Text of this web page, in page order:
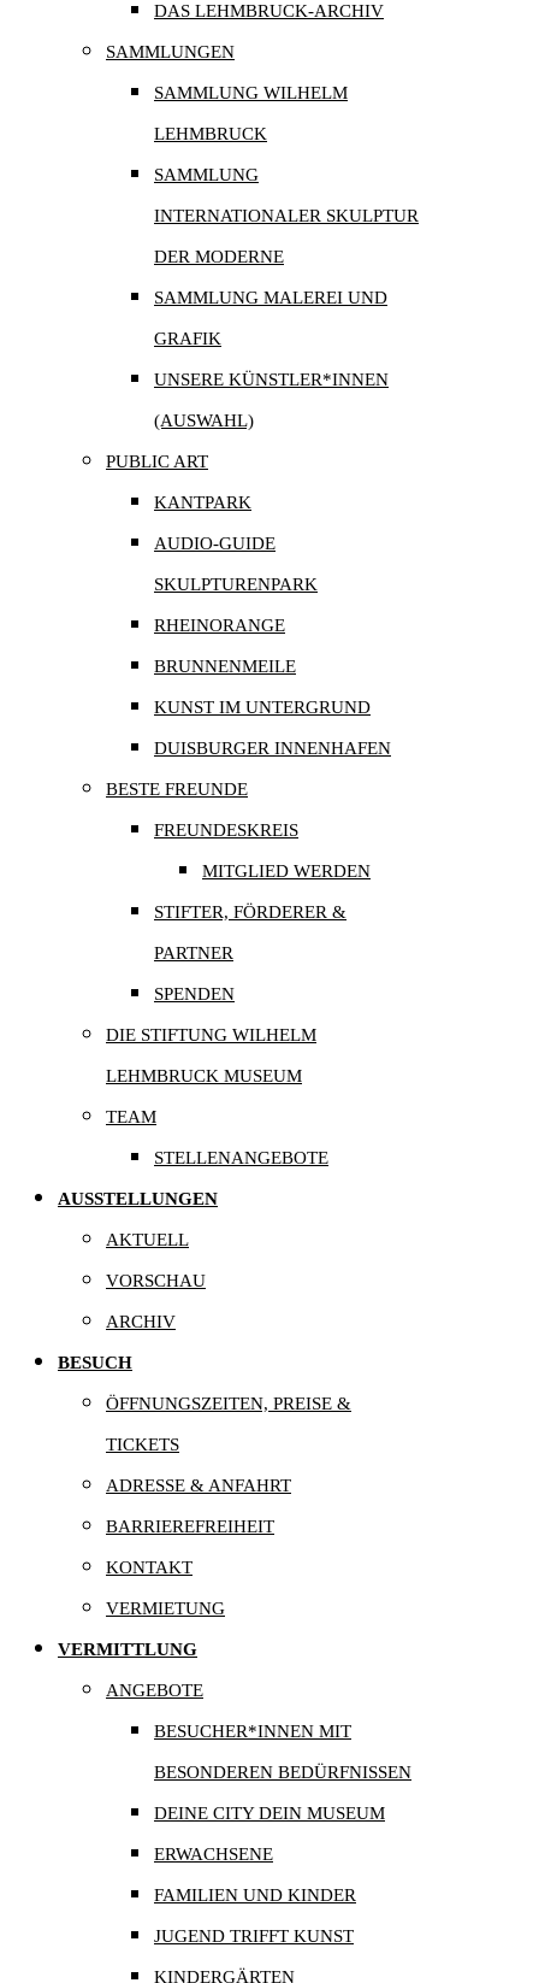
DAS LEHMBRUCK-ARCHIV
SAMMLUNGEN
SAMMLUNG WILHELM
LEHMBRUCK
SAMMLUNG
INTERNATIONALER SKULPTUR
DER MODERNE
SAMMLUNG MALEREI UND
GRAFIK
UNSERE KÜNSTLER*INNEN
(AUSWAHL)
PUBLIC ART
KANTPARK
AUDIO-GUIDE
SKULPTURENPARK
RHEINORANGE
BRUNNENMEILE
KUNST IM UNTERGRUND
DUISBURGER INNENHAFEN
BESTE FREUNDE
FREUNDESKREIS
MITGLIED WERDEN
STIFTER, FÖRDERER &
PARTNER
SPENDEN
DIE STIFTUNG WILHELM
LEHMBRUCK MUSEUM
TEAM
STELLENANGEBOTE
AUSSTELLUNGEN
AKTUELL
VORSCHAU
ARCHIV
BESUCH
ÖFFNUNGSZEITEN, PREISE &
TICKETS
ADRESSE & ANFAHRT
BARRIEREFREIHEIT
KONTAKT
VERMIETUNG
VERMITTLUNG
ANGEBOTE
BESUCHER*INNEN MIT
BESONDEREN BEDÜRFNISSEN
DEINE CITY DEIN MUSEUM
ERWACHSENE
FAMILIEN UND KINDER
JUGEND TRIFFT KUNST
KINDERGÄRTEN